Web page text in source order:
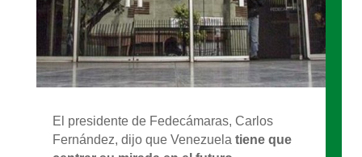
El presidente de Fedecámaras, Carlos
Fernández, dijo que Venezuela tiene que